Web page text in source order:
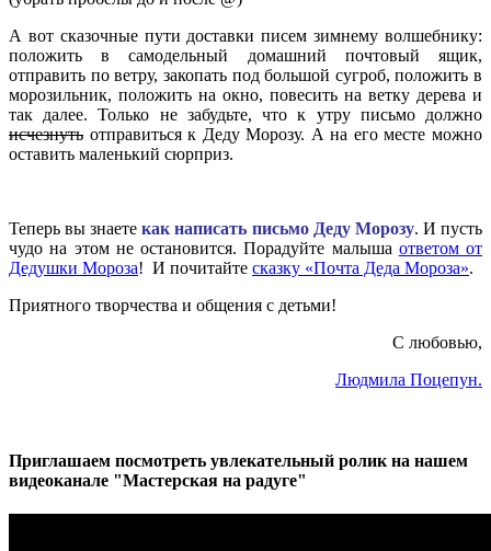
А вот сказочные пути доставки писем зимнему волшебнику:
положить в самодельный домашний почтовый ящик,
отправить по ветру, закопать под большой сугроб, положить в
морозильник, положить на окно, повесить на ветку дерева и
так далее. Только не забудьте, что к утру письмо должно
исчезнуть отправиться к Деду Морозу. А на его месте можно
оставить маленький сюрприз.
Теперь вы знаетекак написать письмо Деду Морозу. И пусть
чудо на этом не остановится. Порадуйте малыша ответом от
Дедушки Мороза! И почитайте сказку «Почта Деда Мороза».
Приятного творчества и общения с детьми!
С любовью,
Людмила Поцепун.
Приглашаем посмотреть увлекательный ролик на нашем
видеоканале "Мастерская на радуге"